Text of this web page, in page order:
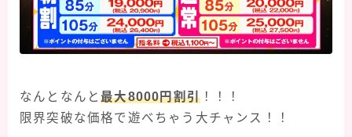
なんとなんと最大8000円割引 ！！！
限界突破な価格で遊べちゃう大チャンス！！